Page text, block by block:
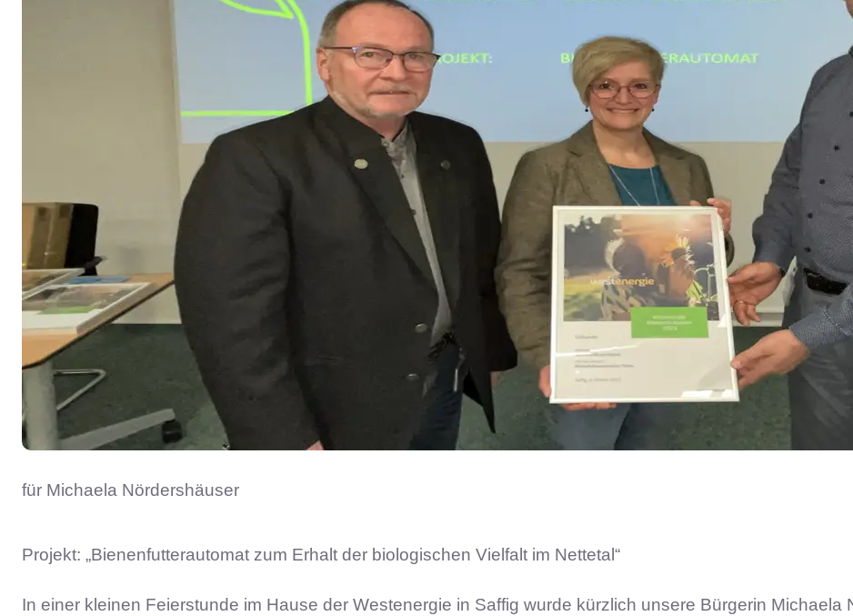
für Michaela Nördershäuser
Projekt: „Bienenfutterautomat zum Erhalt der biologischen Vielfalt im Nettetal“
In einer kleinen Feierstunde im Hause der Westenergie in Saffig wurde kürzlich unsere Bürgerin